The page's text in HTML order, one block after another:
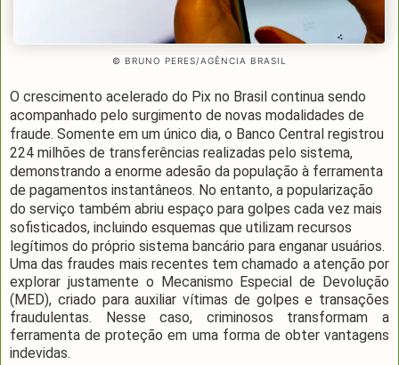
© BRUNO PERES/AGÊNCIA BRASIL
O crescimento acelerado do Pix no Brasil continua sendo
acompanhado pelo surgimento de novas modalidades de
fraude. Somente em um único dia, o Banco Central registrou
224 milhões de transferências realizadas pelo sistema,
demonstrando a enorme adesão da população à ferramenta
de pagamentos instantâneos. No entanto, a popularização
do serviço também abriu espaço para golpes cada vez mais
sofisticados, incluindo esquemas que utilizam recursos
legítimos do próprio sistema bancário para enganar usuários.
Uma das fraudes mais recentes tem chamado a atenção por
explorar justamente o Mecanismo Especial de Devolução
(MED), criado para auxiliar vítimas de golpes e transações
fraudulentas. Nesse caso, criminosos transformam a
ferramenta de proteção em uma forma de obter vantagens
indevidas.